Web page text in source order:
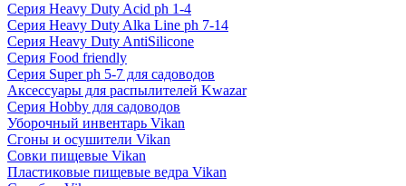
Серия Heavy Duty Acid ph 1-4
Серия Heavy Duty Alka Line ph 7-14
Серия Heavy Duty AntiSilicone
Серия Food friendly
Серия Super ph 5-7 для садоводов
Аксессуары для распылителей Kwazar
Серия Hobby для садоводов
Уборочный инвентарь Vikan
Сгоны и осушители Vikan
Совки пищевые Vikan
Пластиковые пищевые ведра Vikan